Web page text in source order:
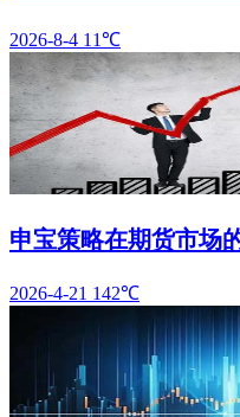
2026-8-4 11℃
申宝策略在期货市场
2026-4-21 142℃